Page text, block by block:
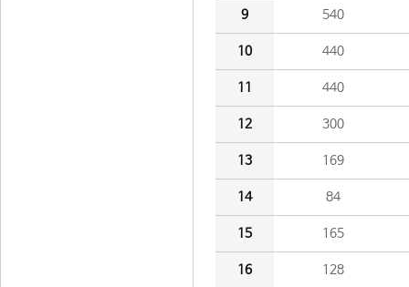
9 540
10 440
11 440
12 300
13 169
14 84
15 165
16 128